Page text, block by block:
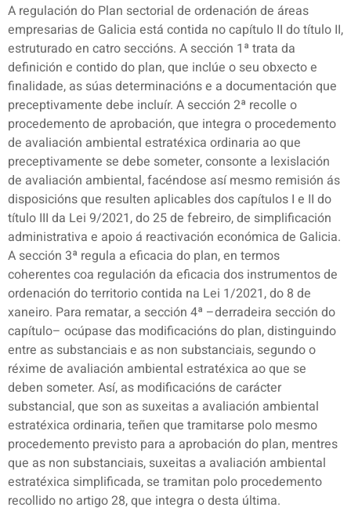
A regulación do Plan sectorial de ordenación de áreas
empresarias de Galicia está contida no capítulo II do título II,
estruturado en catro seccións. A sección 1ª trata da
definición e contido do plan, que inclúe o seu obxecto e
finalidade, as súas determinacións e a documentación que
preceptivamente debe incluír. A sección 2ª recolle o
procedemento de aprobación, que integra o procedemento
de avaliación ambiental estratéxica ordinaria ao que
preceptivamente se debe someter, consonte a lexislación
de avaliación ambiental, facéndose así mesmo remisión ás
disposicións que resulten aplicables dos capítulos I e II do
título III da Lei 9/2021, do 25 de febreiro, de simplificación
administrativa e apoio á reactivación económica de Galicia.
A sección 3ª regula a eficacia do plan, en termos
coherentes coa regulación da eficacia dos instrumentos de
ordenación do territorio contida na Lei 1/2021, do 8 de
xaneiro. Para rematar, a sección 4ª –derradeira sección do
capítulo– ocúpase das modificacións do plan, distinguindo
entre as substanciais e as non substanciais, segundo o
réxime de avaliación ambiental estratéxica ao que se
deben someter. Así, as modificacións de carácter
substancial, que son as suxeitas a avaliación ambiental
estratéxica ordinaria, teñen que tramitarse polo mesmo
procedemento previsto para a aprobación do plan, mentres
que as non substanciais, suxeitas a avaliación ambiental
estratéxica simplificada, se tramitan polo procedemento
recollido no artigo 28, que integra o desta última.